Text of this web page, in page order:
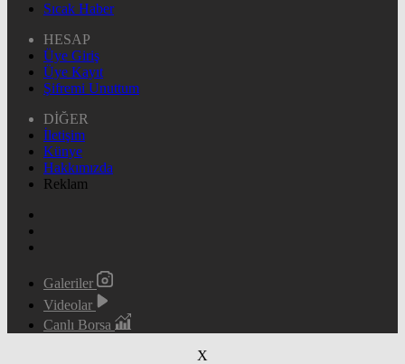
Sıcak Haber
HESAP
Üye Giriş
Üye Kayıt
Şifremi Unuttum
DİĞER
İletişim
Künye
Hakkımızda
Reklam
Galeriler
Videolar
Canlı Borsa
X